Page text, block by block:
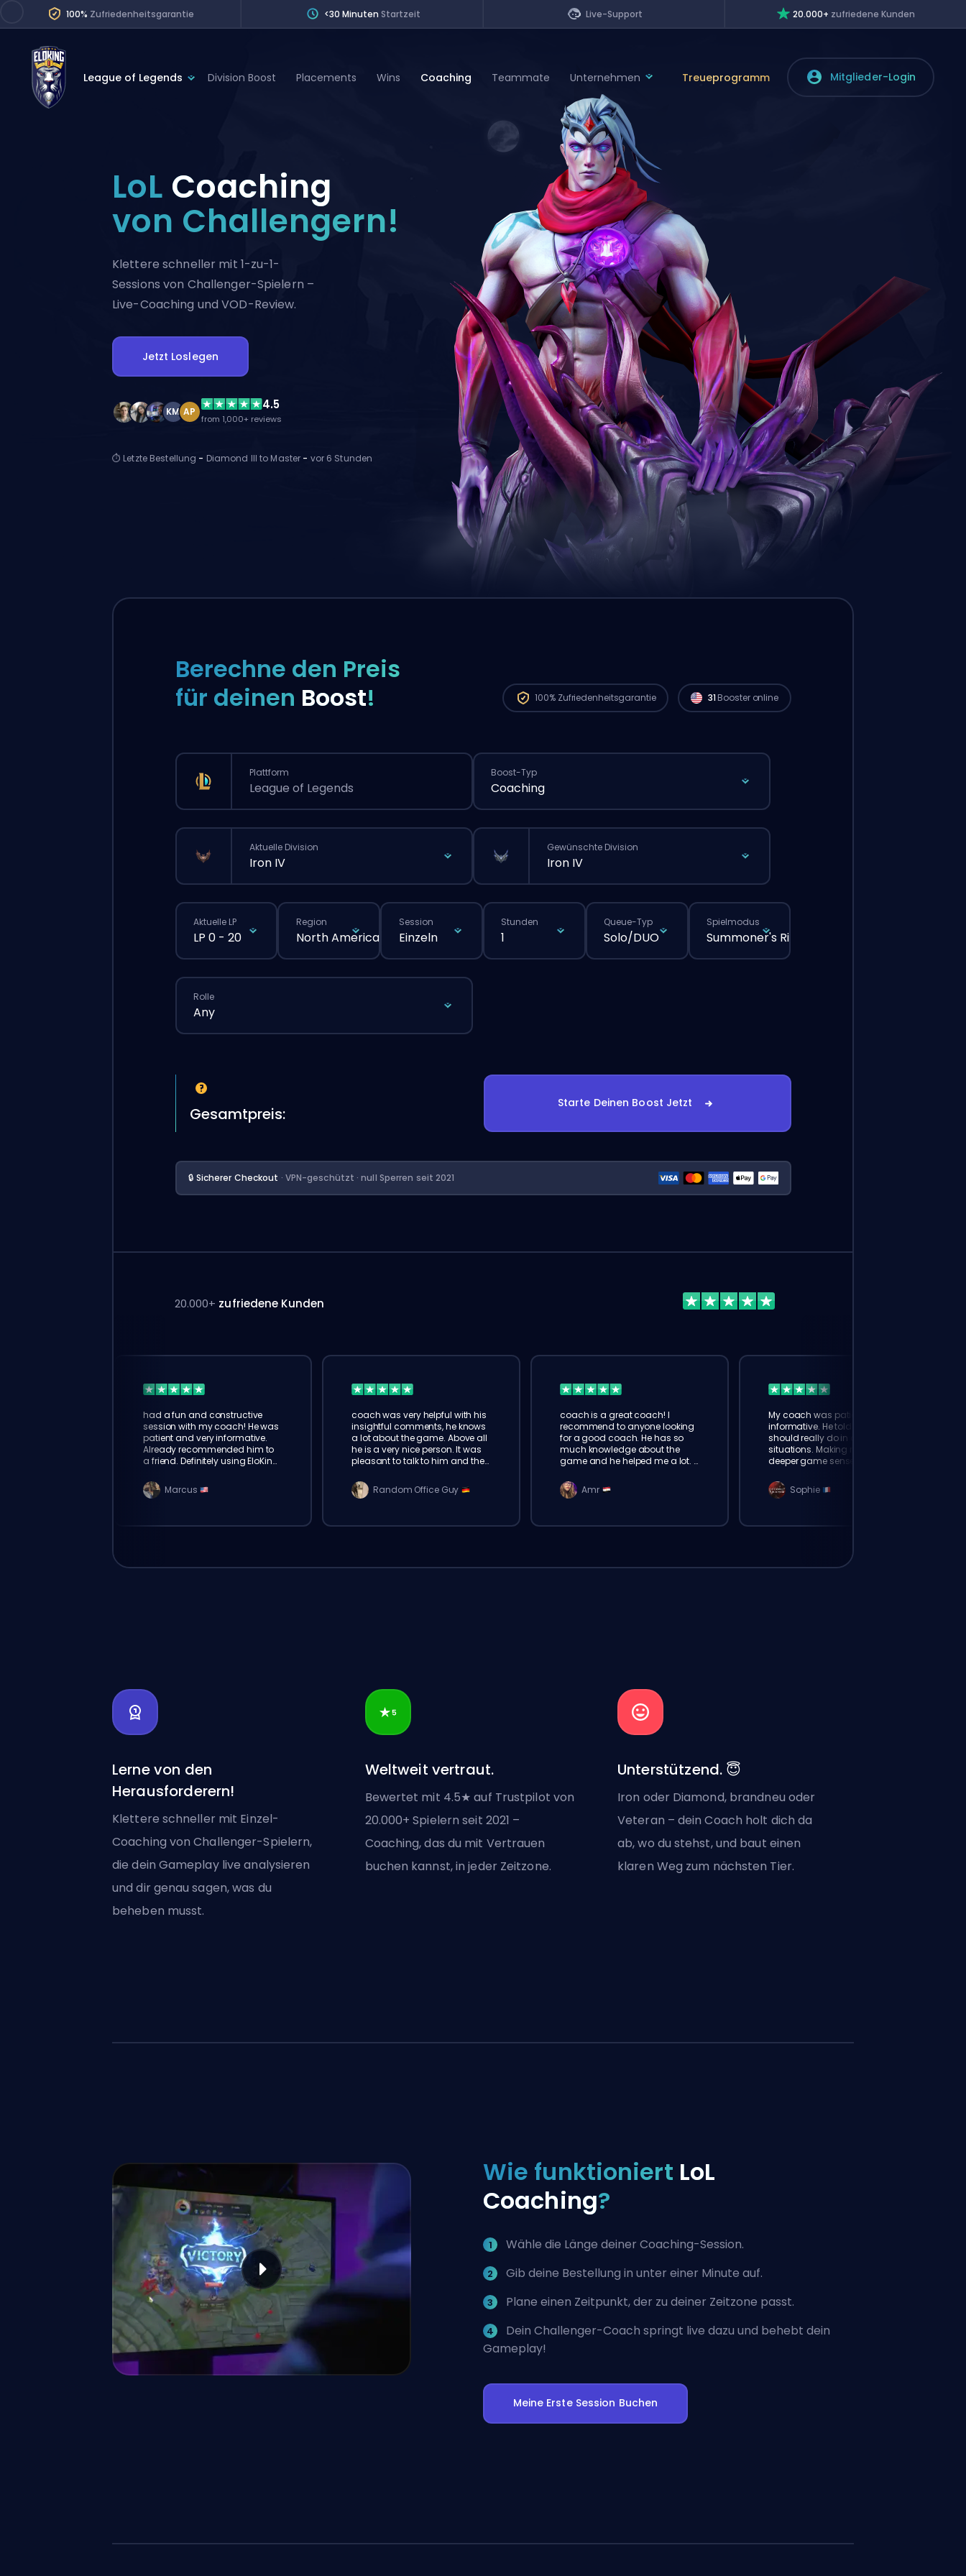
100% Zufriedenheitsgarantie <30 Minuten Startzeit Live-Support 20.000+ zufriedene Kunden
League of Legends
Dota 2
Counter-Strike
Rocket League
Path of Exile 2
Division Boost
Placements
Wins
Coaching
Teammate
Division Boost Placements Wins Coaching Teammate Unternehmen Treueprogramm Mitglieder-Login
LoL Coaching
von Challengern!
Klettere schneller mit 1-zu-1-
Sessions von Challenger-Spielern –
Live-Coaching und VOD-Review.
Jetzt Loslegen
KM AP 4.5
from 1,000+ reviews
⏱ Letzte Bestellung - Diamond III to Master - vor 6 Stunden
Berechne den Preis
für deinen Boost! 100% Zufriedenheitsgarantie 31Booster online
Plattform
League of Legends
Boost-Typ
Coaching
Aktuelle Division
Iron IV
Gewünschte Division
Iron IV
Aktuelle LP
LP 0 - 20
Region
North America
Session
Einzeln
Stunden
1
Queue-Typ
Solo/DUO
Spielmodus
Summoner's Rift
Rolle
Any
Gesamtpreis:
Starte Deinen Boost Jetzt
🔒 Sicherer Checkout · VPN-geschützt · null Sperren seit 2021
20.000+ zufriedene Kunden
had a fun and constructive
session with my coach! He was
patient and very informative.
Already recommended him to
a friend. Definitely using EloKing
Marcus
coach was very helpful with his
insightful comments, he knows
a lot about the game. Above all
he is a very nice person. It was
pleasant to talk to him and the
very calm manner. I
recommend
Random Office Guy
coach is a great coach! I
recommend to anyone looking
for a good coach. He has so
much knowledge about the
game and he helped me a lot. I
months of solo queue
Amr
My coach was patient and very
informative. He told me what I
should really do in different
situations. Making me have a
deeper game sense. Definitely
Sophie
Lerne von den
Herausforderern!
Klettere schneller mit Einzel-
Coaching von Challenger-Spielern,
die dein Gameplay live analysieren
und dir genau sagen, was du
beheben musst.
Weltweit vertraut.
Bewertet mit 4.5★ auf Trustpilot von
20.000+ Spielern seit 2021 –
Coaching, das du mit Vertrauen
buchen kannst, in jeder Zeitzone.
Unterstützend. 😇
Iron oder Diamond, brandneu oder
Veteran – dein Coach holt dich da
ab, wo du stehst, und baut einen
klaren Weg zum nächsten Tier.
Wie funktioniert LoL
Coaching?
Wähle die Länge deiner Coaching-Session.
Gib deine Bestellung in unter einer Minute auf.
Plane einen Zeitpunkt, der zu deiner Zeitzone passt.
Dein Challenger-Coach springt live dazu und behebt dein
Gameplay!
Meine Erste Session Buchen